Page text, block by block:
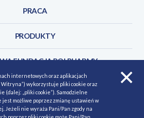
PRACA
PRODUKTY
FUNDACJA POLPHARMY
KONTAKT
internetowych oraz aplikacjach
Witryna”) wykorzystuje pliki cookie oraz
(dalej: „pliki cookie”). Samodzielne
jest możliwe poprzez zmianę ustawień w
Jeżeli nie wyraża Pani/Pan zgody na